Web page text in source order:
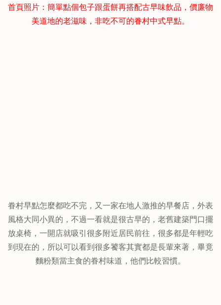
首頁照片：簡單點個包子跟蛋餅再搭配古早味飲品，價廉物
美道地的老滋味，非吃不可的眷村中式早點。
眷村早點怎麼都吃不完，又一家在地人激推的早餐店，外表
風格大同小異的，不過一看就是很古早的，老舊建築門口擺
放桌椅，一開店就吸引很多附近居民前往，很多都是年輕吃
到現在的，所以可以看到很多饕客其實都是長輩來著，畢竟
麵粉類當主食的眷村味道，他們比較習慣。